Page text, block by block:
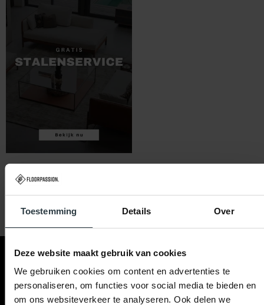
Toestemming Details Over
Deze website maakt gebruik van cookies
We gebruiken cookies om content en advertenties te
personaliseren, om functies voor social media te bieden en
om ons websiteverkeer te analyseren. Ook delen we
Contact & hulp
Ma t/m Za 09:00 - 21:00
Klantenservice
Betaalmogelijkheden
Floorpassion
Blog